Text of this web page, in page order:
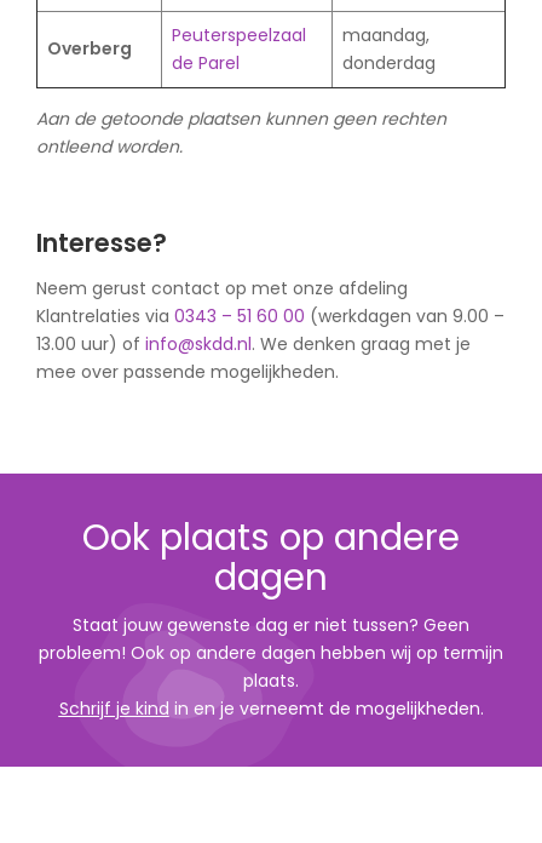
Overberg
Peuterspeelzaal
de Parel
maandag,
donderdag
Aan de getoonde plaatsen kunnen geen rechten
ontleend worden.
Interesse?
Neem gerust contact op met onze afdeling
Klantrelaties via 0343 – 51 60 00 (werkdagen van 9.00 –
13.00 uur) of info@skdd.nl. We denken graag met je
mee over passende mogelijkheden.
Ook plaats op andere
dagen
Staat jouw gewenste dag er niet tussen? Geen
probleem! Ook op andere dagen hebben wij op termijn
plaats.
Schrijf je kind in en je verneemt de mogelijkheden.